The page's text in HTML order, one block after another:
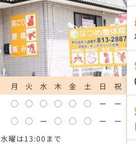
月 火 水 木 金 土 日
祝
◯ ◯ ◯ ◯ ◯ ◯ ー
ー
◯ ◯ ー ◯ ◯ ◯ ー
ー
水曜は13:00まで